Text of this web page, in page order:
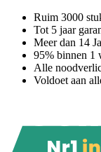
Ruim 3000
Tot 5 jaar
Meer dan 14
95% binnen 1
Alle
Voldoet aan